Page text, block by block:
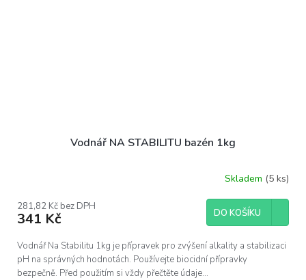
Vodnář NA STABILITU bazén 1kg
Skladem (5 ks)
281,82 Kč bez DPH
341 Kč DO KOŠÍKU
Vodnář Na Stabilitu 1kg je přípravek pro zvýšení alkality a stabilizaci
pH na správných hodnotách. Používejte biocidní přípravky
bezpečně. Před použitím si vždy přečtěte údaje...